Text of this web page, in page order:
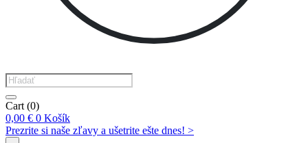
Products
search
Cart (0)
0,00 € 0 Košík
Prezrite si naše zľavy a ušetrite ešte dnes! >​